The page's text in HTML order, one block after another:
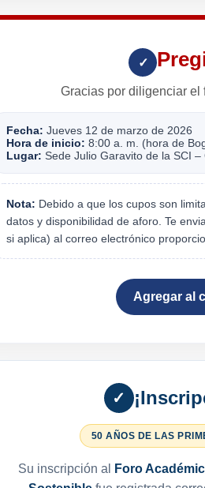
✓
Gracias por diligenciar el
Fecha: Jueves 12 de marzo de 2026
Hora de inicio: 8:00 a. m. (hora de
Lugar: Sede Julio Garavito de la SCI
Nota: Debido a que los cupos son
datos y disponibilidad de aforo. Te
si aplica) al correo electrónico
Agregar al
✓
50 AÑOS DE LAS
Su inscripción al
Foro